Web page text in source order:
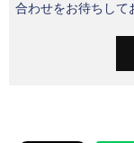
合わせをお待ちして